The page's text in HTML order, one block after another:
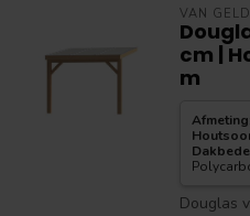
VAN
cm |
m
Afmeting
Douglas